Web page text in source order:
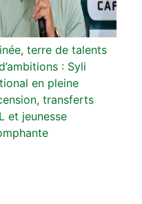
terre de talents
: Syli
en pleine
transferts
et jeunesse